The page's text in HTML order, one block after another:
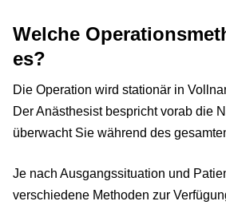
Welche
es?
Die Operation wird stationär in
Der Anästhesist bespricht vorab die
überwacht Sie während des
Je nach Ausgangssituation und
verschiedene Methoden zur